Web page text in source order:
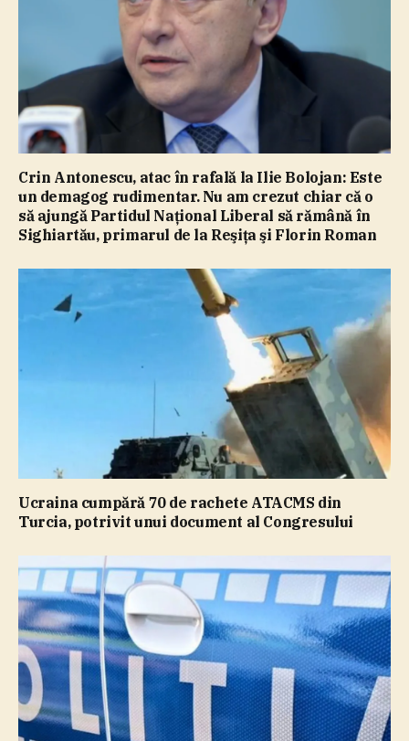
Crin Antonescu, atac în rafală la Ilie Bolojan: Este
un demagog rudimentar. Nu am crezut chiar că o
să ajungă Partidul Naţional Liberal să rămână în
Sighiartău, primarul de la Reşiţa şi Florin Roman
Ucraina cumpără 70 de rachete ATACMS din
Turcia, potrivit unui document al Congresului